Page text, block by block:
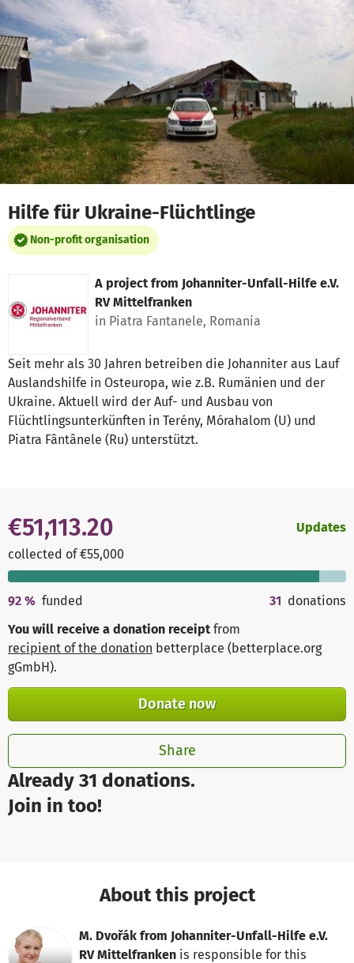
Skip to main content
Show accessibility statement
Hilfe für Ukraine-Flüchtlinge
Non-profit organisation
A project from Johanniter-Unfall-Hilfe e.V.
RV Mittelfranken
in Piatra Fantanele, Romania
Seit mehr als 30 Jahren betreiben die Johanniter aus Lauf
Auslandshilfe in Osteuropa, wie z.B. Rumänien und der
Ukraine. Aktuell wird der Auf- und Ausbau von
Flüchtlingsunterkünften in Terény, Mórahalom (U) und
Piatra Fântânele (Ru) unterstützt.
Already 31 donations.
Join in too!
€51,113.20
collected of €55,000
Updates
92 % funded 31 donations
You will receive a donation receipt from
recipient of the donation betterplace (betterplace.org
gGmbH).
Donate now
Share
About this project
M. Dvořák from Johanniter-Unfall-Hilfe e.V.
RV Mittelfranken is responsible for this